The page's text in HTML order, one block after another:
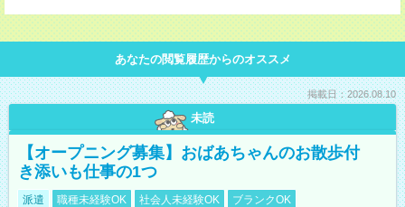
あなたの閲覧履歴からのオススメ
掲載日：2026.08.10
未読
【オープニング募集】おばあちゃんのお散歩付
き添いも仕事の1つ
派遣 職種未経験OK 社会人未経験OK
ブランクOK